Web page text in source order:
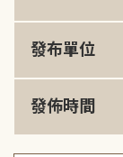
發布單位
發佈時間